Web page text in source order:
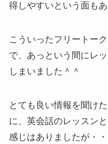
得しやすいという面もあ
こういったフリートー
で、あっという間にレ
しまいました＾＾
とても良い情報を聞け
に、英会話のレッスン
感じはありましたが・